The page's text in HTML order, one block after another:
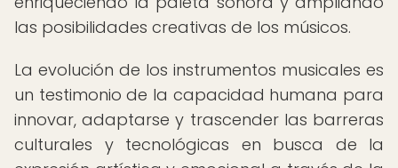
las posibilidades creativas de los músicos.
La evolución de los instrumentos musicales es
un testimonio de la capacidad humana para
innovar, adaptarse y trascender las barreras
culturales y tecnológicas en busca de la